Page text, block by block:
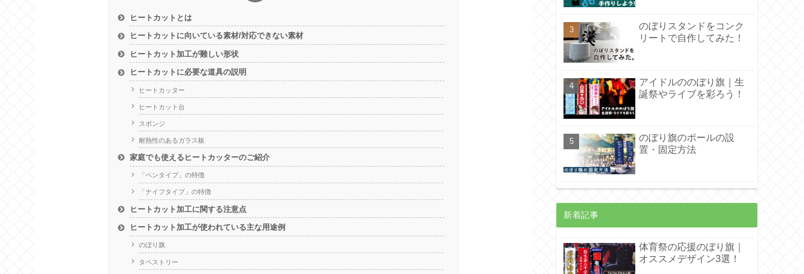
ヒートカットとは
ヒートカットに向いている素材/対応できない素材
ヒートカット加工が難しい形状
ヒートカットに必要な道具の説明
ヒートカッター
ヒートカット台
スポンジ
耐熱性のあるガラス板
家庭でも使えるヒートカッターのご紹介
「ペンタイプ」の特徴
「ナイフタイプ」の特徴
ヒートカット加工に関する注意点
ヒートカット加工が使われている主な用途例
のぼり旗
タペストリー
のぼりスタンドをコンク
リートで自作してみた！
アイドルののぼり旗｜生
誕祭やライブを彩ろう！
のぼり旗のポールの設
置・固定方法
新着記事
体育祭の応援のぼり旗｜
オススメデザイン3選！